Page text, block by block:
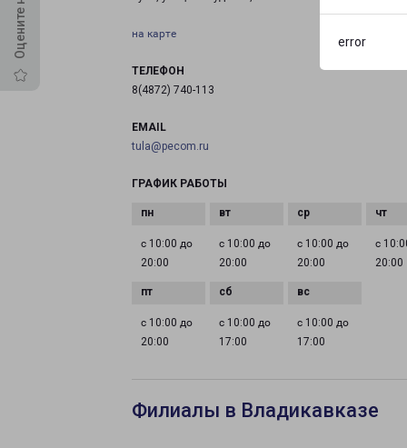
error
на карте
ТЕЛЕФОН
8(4872) 740-113
EMAIL
tula@pecom.ru
ГРАФИК РАБОТЫ
с 10:00 до
20:00
с 10:00 до
20:00
с 10:00 до
20:00
с
20:00
с 10:00 до
20:00
с 10:00 до
17:00
с 10:00 до
17:00
Филиалы в Владикавказе